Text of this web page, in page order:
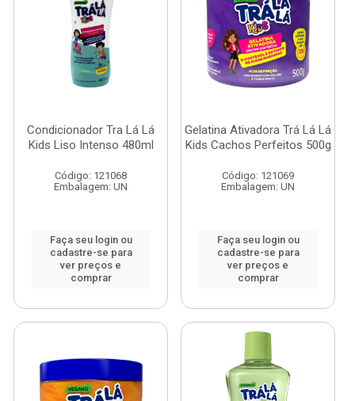
Condicionador Tra Lá Lá
Kids Liso Intenso 480ml
Código: 121068
Embalagem: UN
Faça seu login ou
cadastre-se para
ver preços e
comprar
Gelatina Ativadora Trá Lá Lá
Kids Cachos Perfeitos 500g
Código: 121069
Embalagem: UN
Faça seu login ou
cadastre-se para
ver preços e
comprar